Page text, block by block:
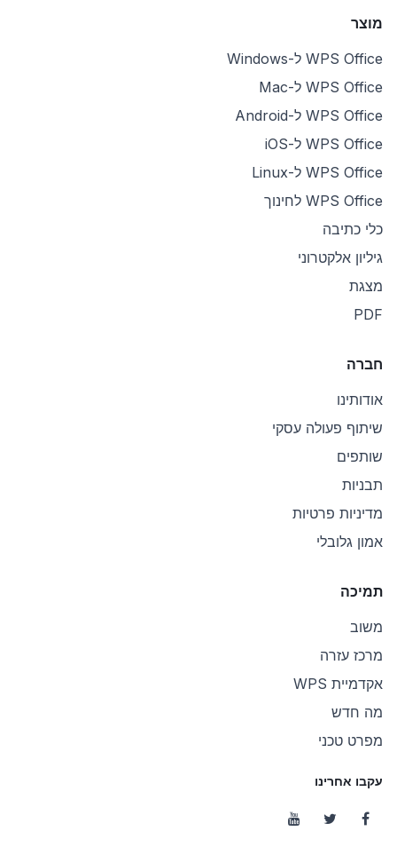
מוצר
WPS Office ל-Windows
WPS Office ל-Mac
WPS Office ל-Android
WPS Office ל-iOS
WPS Office ל-Linux
WPS Office לחינוך
כלי כתיבה
גיליון אלקטרוני
מצגת
PDF
חברה
אודותינו
שיתוף פעולה עסקי
שותפים
תבניות
מדיניות פרטיות
אמון גלובלי
תמיכה
משוב
מרכז עזרה
אקדמיית WPS
מה חדש
מפרט טכני
עקבו אחרינו